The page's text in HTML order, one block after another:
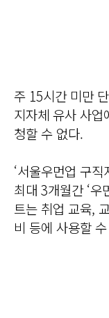
주 15시간 미만
지자체 유사 사업
청할 수 없다.
‘서울우먼업 구
최대 3개월간 ‘우
트는 취업 교육,
비 등에 사용할